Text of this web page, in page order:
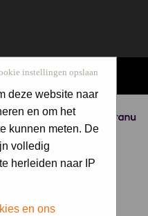
Sponsored by
instellingen opslaan
deze website naar
en om het
kunnen meten. De
volledig
herleiden naar IP
en ons
and